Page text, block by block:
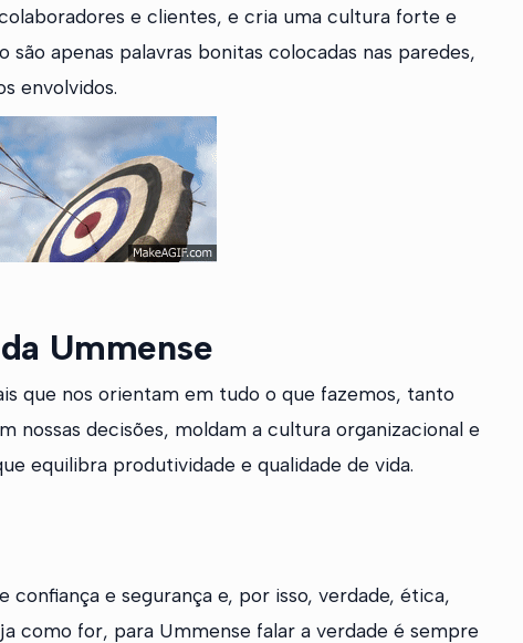
e clientes, e cria uma cultura forte e
apenas palavras bonitas colocadas nas paredes,
envolvidos.
Ummense
que nos orientam em tudo o que fazemos, tanto
nossas decisões, moldam a cultura organizacional e
equilibra produtividade e qualidade de vida.
e segurança e, por isso, verdade, ética,
como for, para Ummense falar a verdade é sempre